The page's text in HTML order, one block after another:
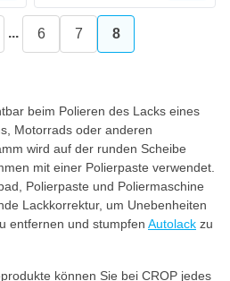
... Seite
6 Seite
7 Sie lesen gerade
8
beim Polieren des Lacks eines
Motorrads oder anderen
wird auf der runden Scheibe
mit einer Polierpaste verwendet.
Polierpaste und Poliermaschine
Lackkorrektur, um Unebenheiten
entfernen und stumpfen Autolack zu
können Sie bei CROP jedes